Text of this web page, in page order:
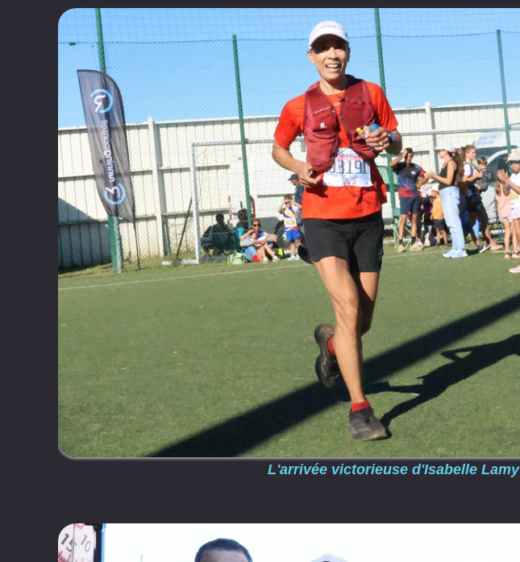
L'arrivée victorieuse d'Isabelle Lamy